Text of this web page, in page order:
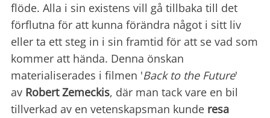
flöde. Alla i sin existens vill gå tillbaka till det
förflutna för att kunna förändra något i sitt liv
eller ta ett steg in i sin framtid för att se vad som
kommer att hända. Denna önskan
materialiserades i filmen 'Back to the Future'
av Robert Zemeckis, där man tack vare en bil
tillverkad av en vetenskapsman kunde resa